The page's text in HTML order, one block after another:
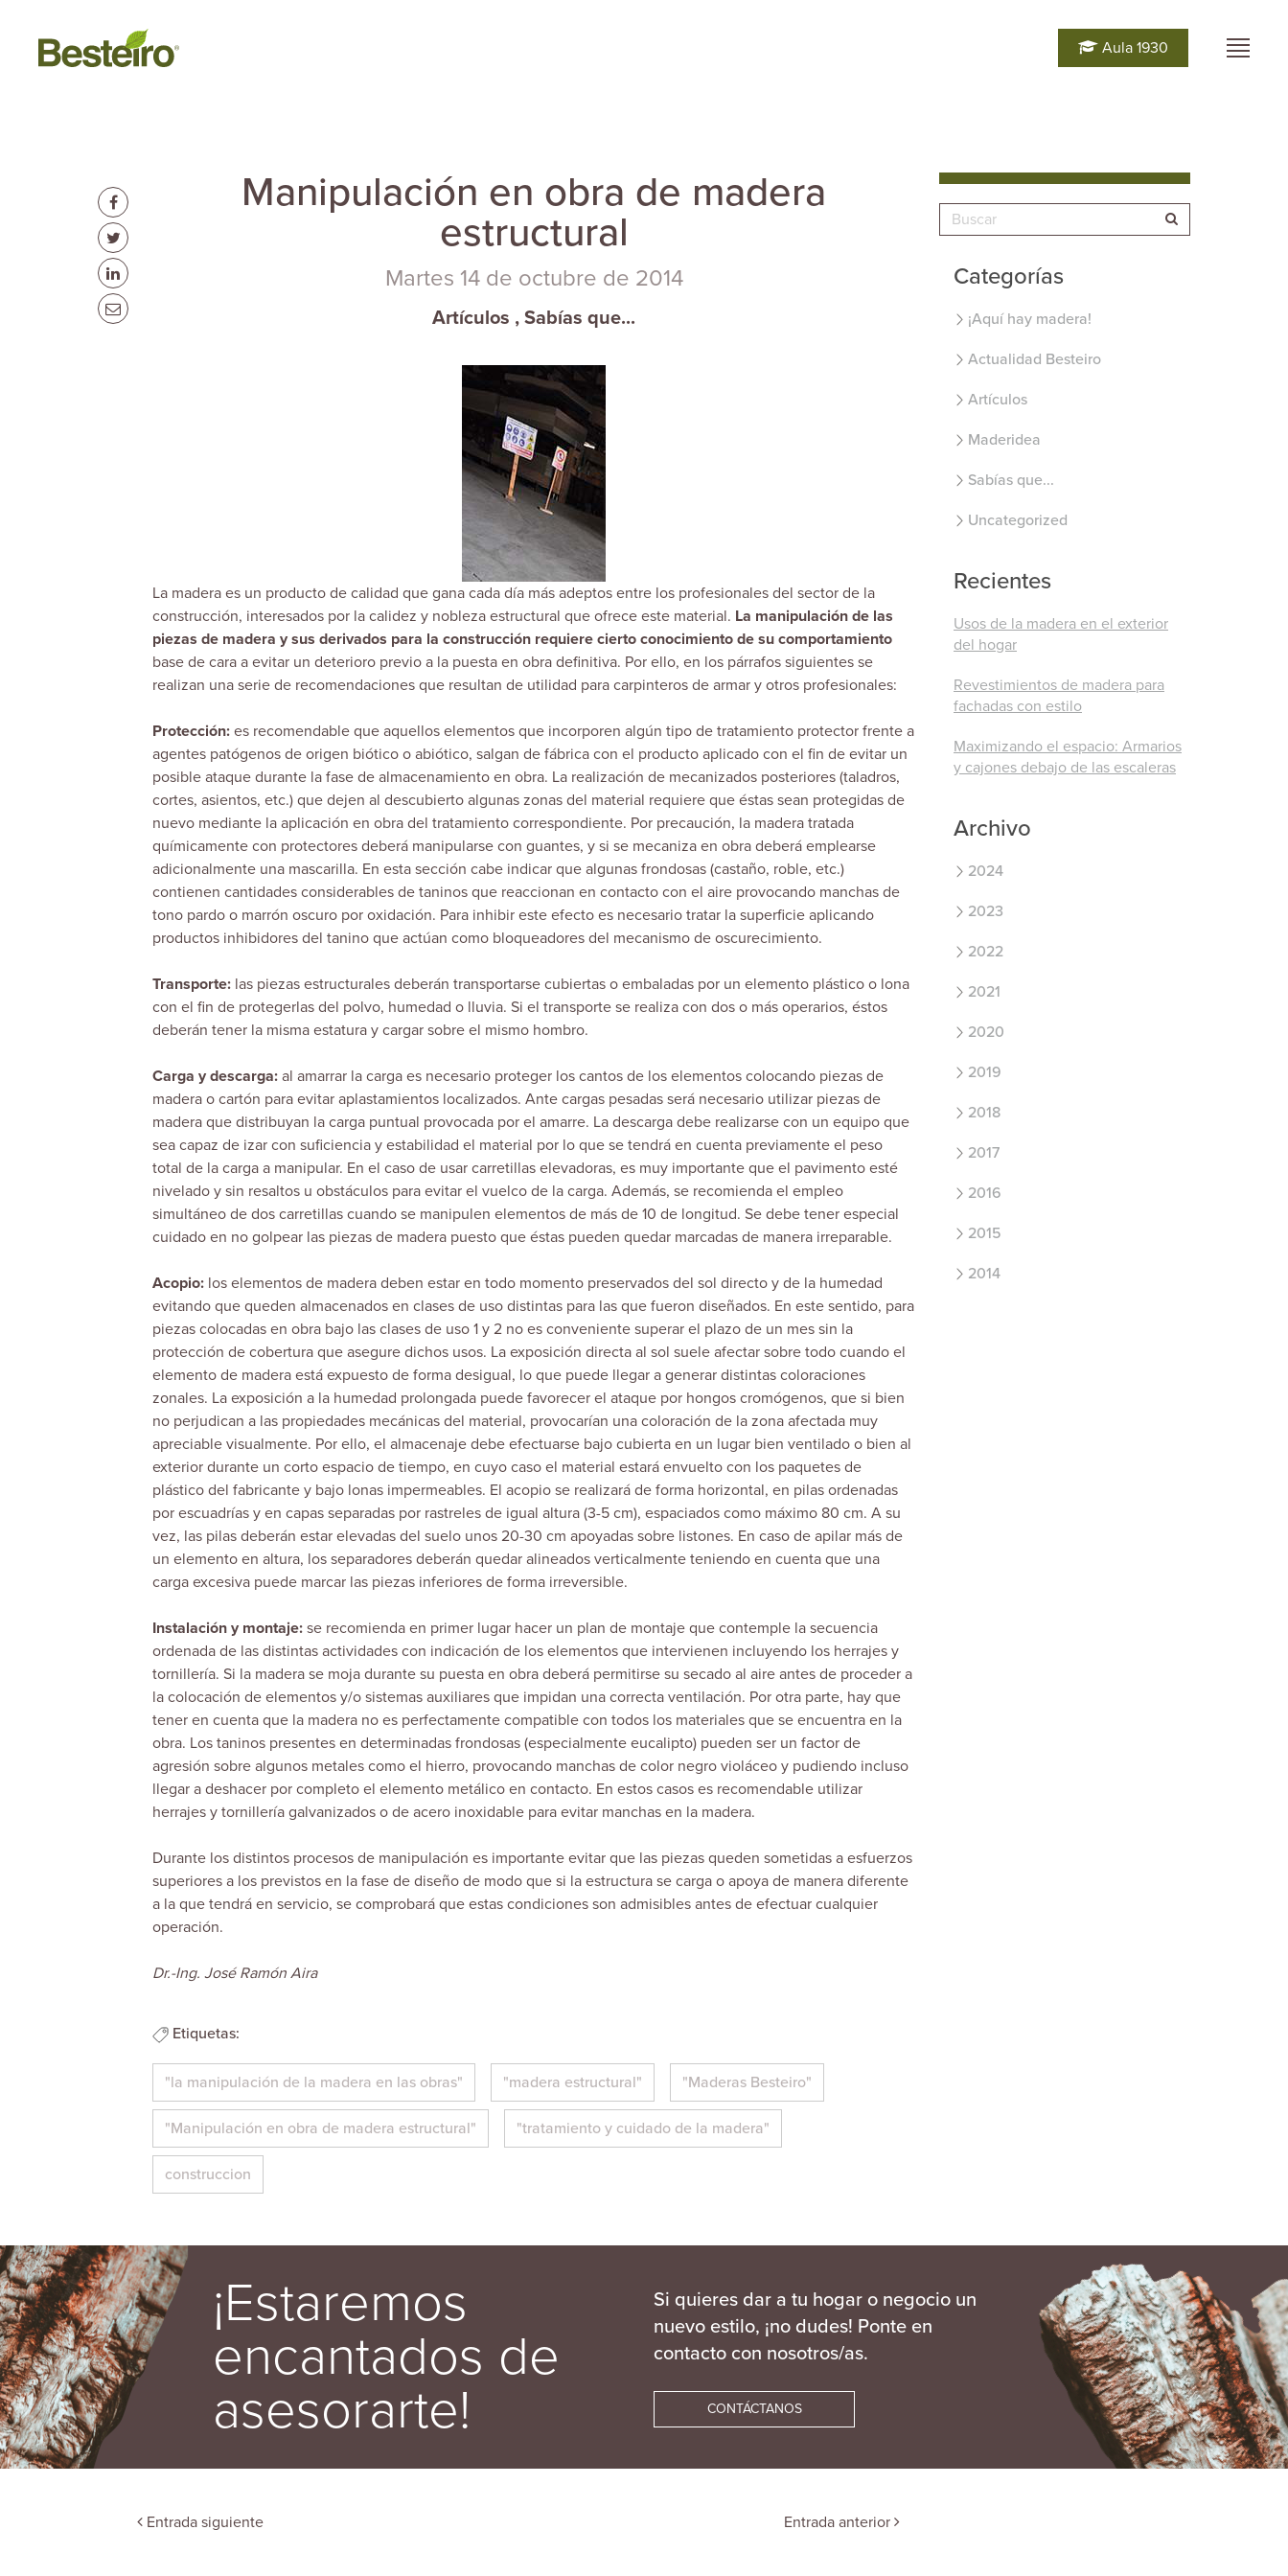
Aula 1930
Manipulación en obra de madera
estructural
Martes 14 de octubre de 2014
Artículos , Sabías que...
La madera es un producto de calidad que gana cada día más adeptos entre los profesionales del sector de la
construcción, interesados por la calidez y nobleza estructural que ofrece este material. La manipulación de las
piezas de madera y sus derivados para la construcción requiere cierto conocimiento de su comportamiento
base de cara a evitar un deterioro previo a la puesta en obra definitiva. Por ello, en los párrafos siguientes se
realizan una serie de recomendaciones que resultan de utilidad para carpinteros de armar y otros profesionales:
Protección: es recomendable que aquellos elementos que incorporen algún tipo de tratamiento protector frente a
agentes patógenos de origen biótico o abiótico, salgan de fábrica con el producto aplicado con el fin de evitar un
posible ataque durante la fase de almacenamiento en obra. La realización de mecanizados posteriores (taladros,
cortes, asientos, etc.) que dejen al descubierto algunas zonas del material requiere que éstas sean protegidas de
nuevo mediante la aplicación en obra del tratamiento correspondiente. Por precaución, la madera tratada
químicamente con protectores deberá manipularse con guantes, y si se mecaniza en obra deberá emplearse
adicionalmente una mascarilla. En esta sección cabe indicar que algunas frondosas (castaño, roble, etc.)
contienen cantidades considerables de taninos que reaccionan en contacto con el aire provocando manchas de
tono pardo o marrón oscuro por oxidación. Para inhibir este efecto es necesario tratar la superficie aplicando
productos inhibidores del tanino que actúan como bloqueadores del mecanismo de oscurecimiento.
Transporte: las piezas estructurales deberán transportarse cubiertas o embaladas por un elemento plástico o lona
con el fin de protegerlas del polvo, humedad o lluvia. Si el transporte se realiza con dos o más operarios, éstos
deberán tener la misma estatura y cargar sobre el mismo hombro.
Carga y descarga: al amarrar la carga es necesario proteger los cantos de los elementos colocando piezas de
madera o cartón para evitar aplastamientos localizados. Ante cargas pesadas será necesario utilizar piezas de
madera que distribuyan la carga puntual provocada por el amarre. La descarga debe realizarse con un equipo que
sea capaz de izar con suficiencia y estabilidad el material por lo que se tendrá en cuenta previamente el peso
total de la carga a manipular. En el caso de usar carretillas elevadoras, es muy importante que el pavimento esté
nivelado y sin resaltos u obstáculos para evitar el vuelco de la carga. Además, se recomienda el empleo
simultáneo de dos carretillas cuando se manipulen elementos de más de 10 de longitud. Se debe tener especial
cuidado en no golpear las piezas de madera puesto que éstas pueden quedar marcadas de manera irreparable.
Acopio: los elementos de madera deben estar en todo momento preservados del sol directo y de la humedad
evitando que queden almacenados en clases de uso distintas para las que fueron diseñados. En este sentido, para
piezas colocadas en obra bajo las clases de uso 1 y 2 no es conveniente superar el plazo de un mes sin la
protección de cobertura que asegure dichos usos. La exposición directa al sol suele afectar sobre todo cuando el
elemento de madera está expuesto de forma desigual, lo que puede llegar a generar distintas coloraciones
zonales. La exposición a la humedad prolongada puede favorecer el ataque por hongos cromógenos, que si bien
no perjudican a las propiedades mecánicas del material, provocarían una coloración de la zona afectada muy
apreciable visualmente. Por ello, el almacenaje debe efectuarse bajo cubierta en un lugar bien ventilado o bien al
exterior durante un corto espacio de tiempo, en cuyo caso el material estará envuelto con los paquetes de
plástico del fabricante y bajo lonas impermeables. El acopio se realizará de forma horizontal, en pilas ordenadas
por escuadrías y en capas separadas por rastreles de igual altura (3-5 cm), espaciados como máximo 80 cm. A su
vez, las pilas deberán estar elevadas del suelo unos 20-30 cm apoyadas sobre listones. En caso de apilar más de
un elemento en altura, los separadores deberán quedar alineados verticalmente teniendo en cuenta que una
carga excesiva puede marcar las piezas inferiores de forma irreversible.
Instalación y montaje: se recomienda en primer lugar hacer un plan de montaje que contemple la secuencia
ordenada de las distintas actividades con indicación de los elementos que intervienen incluyendo los herrajes y
tornillería. Si la madera se moja durante su puesta en obra deberá permitirse su secado al aire antes de proceder a
la colocación de elementos y/o sistemas auxiliares que impidan una correcta ventilación. Por otra parte, hay que
tener en cuenta que la madera no es perfectamente compatible con todos los materiales que se encuentra en la
obra. Los taninos presentes en determinadas frondosas (especialmente eucalipto) pueden ser un factor de
agresión sobre algunos metales como el hierro, provocando manchas de color negro violáceo y pudiendo incluso
llegar a deshacer por completo el elemento metálico en contacto. En estos casos es recomendable utilizar
herrajes y tornillería galvanizados o de acero inoxidable para evitar manchas en la madera.
Durante los distintos procesos de manipulación es importante evitar que las piezas queden sometidas a esfuerzos
superiores a los previstos en la fase de diseño de modo que si la estructura se carga o apoya de manera diferente
a la que tendrá en servicio, se comprobará que estas condiciones son admisibles antes de efectuar cualquier
operación.
Dr.-Ing. José Ramón Aira
Etiquetas:
"la manipulación de la madera en las obras" "madera estructural" "Maderas Besteiro"
"Manipulación en obra de madera estructural" "tratamiento y cuidado de la madera"
construccion
Entrada siguiente Entrada anterior
¡Estaremos
encantados de
asesorarte!
Si quieres dar a tu hogar o negocio un
nuevo estilo, ¡no dudes! Ponte en
contacto con nosotros/as.
CONTÁCTANOS
Categorías
¡Aquí hay madera!
Actualidad Besteiro
Artículos
Maderidea
Sabías que...
Uncategorized
Recientes
Usos de la madera en el exterior
del hogar
Revestimientos de madera para
fachadas con estilo
Maximizando el espacio: Armarios
y cajones debajo de las escaleras
Archivo
2024
2023
2022
2021
2020
2019
2018
2017
2016
2015
2014